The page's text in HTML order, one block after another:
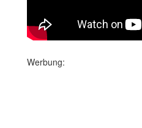
Werbung: